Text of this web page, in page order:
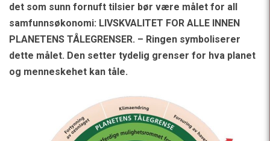
det som sunn fornuft tilsier bør være målet for all
samfunnsøkonomi: LIVSKVALITET FOR ALLE INNEN
PLANETENS TÅLEGRENSER. – Ringen symboliserer
dette målet. Den setter tydelig grenser for hva planet
og menneskehet kan tåle.